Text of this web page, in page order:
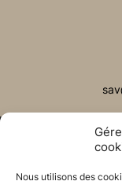
Nous utilisons des